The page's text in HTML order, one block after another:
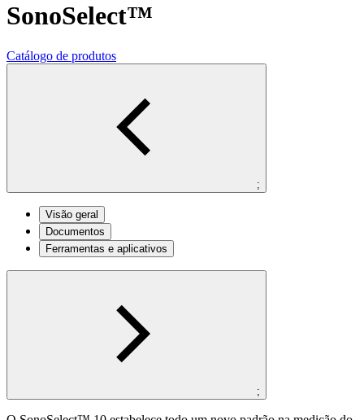
SonoSelect™
Catálogo de produtos
;
Visão geral
Documentos
Ferramentas e aplicativos
;